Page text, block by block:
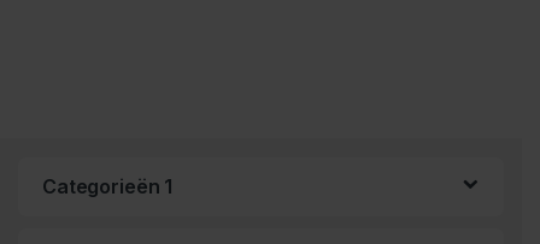
Categorieën 1